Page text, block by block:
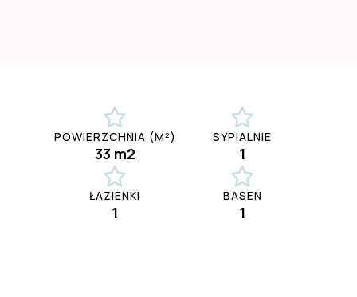
POWIERZCHNIA (M²)
33 m2
SYPIALNIE
1
ŁAZIENKI
1
BASEN
1